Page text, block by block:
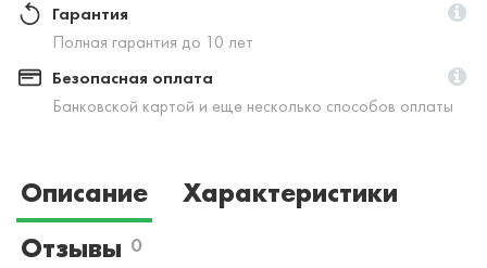
Гарантия
Полная гарантия до 10 лет
Безопасная оплата
Банковской картой и еще несколько способов оплаты
Описание
Характеристики
Отзывы 0